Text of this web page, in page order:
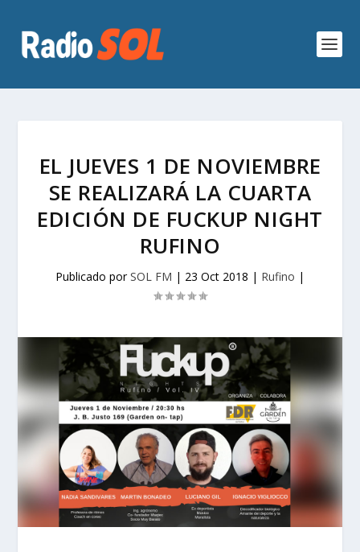
EL JUEVES 1 DE NOVIEMBRE
SE REALIZARÁ LA CUARTA
EDICIÓN DE FUCKUP NIGHT
RUFINO
Publicado porSOL FM | 23 Oct 2018 | Rufino |